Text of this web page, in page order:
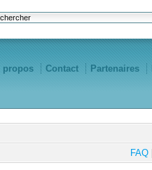
propos Contact Partenaires
FAQ|